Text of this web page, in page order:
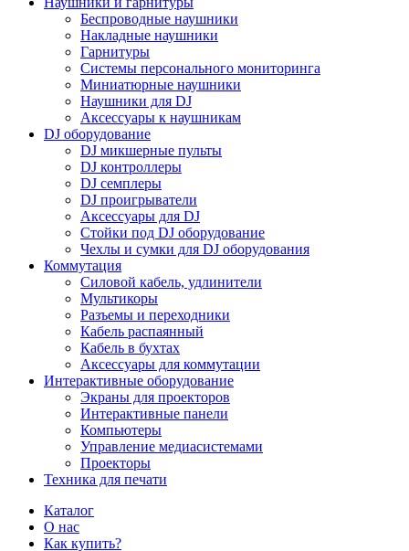
Беспроводные наушники
Накладные наушники
Гарнитуры
Системы персонального мониторинга
Миниатюрные наушники
Наушники для DJ
Аксессуары к наушникам
DJ оборудование
DJ микшерные пульты
DJ контроллеры
DJ семплеры
DJ проигрыватели
Аксессуары для DJ
Стойки под DJ оборудование
Чехлы и сумки для DJ оборудования
Коммутация
Силовой кабель, удлинители
Мультикоры
Разъемы и переходники
Кабель распаянный
Кабель в бухтах
Аксессуары для коммутации
Интерактивные оборудование
Экраны для проекторов
Интерактивные панели
Компьютеры
Управление медиасистемами
Проекторы
Техника для печати
Каталог
О нас
Как купить?